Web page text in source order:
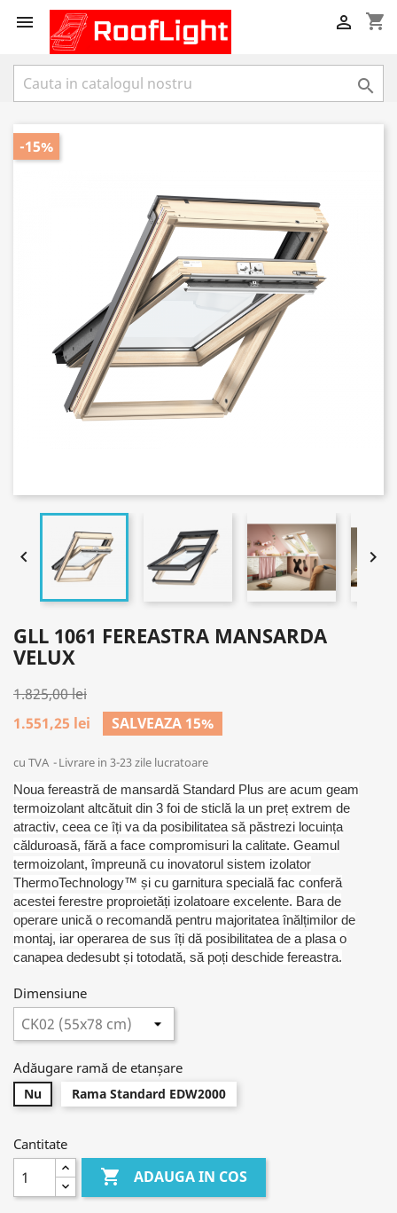
 shopping_cart


-15%
 
GLL 1061 FEREASTRA MANSARDA
VELUX
1.825,00 lei
1.551,25 lei
SALVEAZA 15%
cu TVA Livrare in 3-23 zile lucratoare
Noua fereastră de mansardă Standard Plus are acum geam
termoizolant altcătuit din 3 foi de sticlă la un preț extrem de
atractiv, ceea ce îți va da posibilitatea să păstrezi locuința
călduroasă, fără a face compromisuri la calitate. Geamul
termoizolant, împreună cu inovatorul sistem izolator
ThermoTechnology™ și cu garnitura specială fac conferă
acestei ferestre proproietăți izolatoare excelente. Bara de
operare unică o recomandă pentru majoritatea înălțimilor de
montaj, iar operarea de sus îți dă posibilitatea de a plasa o
canapea dedesubt și totodată, să poți deschide fereastra.
Dimensiune
Adăugare ramă de etanșare
Nu Rama Standard EDW2000
Cantitate
 ADAUGA IN COS